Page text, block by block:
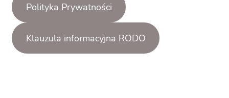
Polityka Prywatności
Klauzula informacyjna RODO